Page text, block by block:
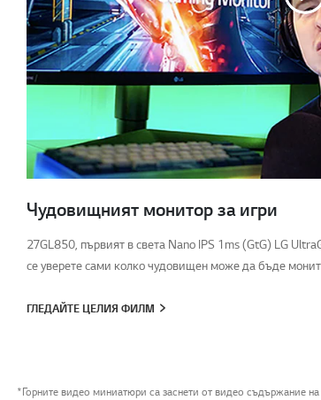
Чудовищният монитор за игри
27GL850, първият в света Nano IPS 1ms (GtG) LG
се уверете сами колко чудовищен може да бъде
ГЛЕДАЙТЕ ЦЕЛИЯ ФИЛМ
*Горните видео миниатюри са заснети от видео съдържание